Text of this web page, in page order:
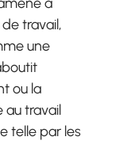
travail,
une
ou la
au travail
telle par les